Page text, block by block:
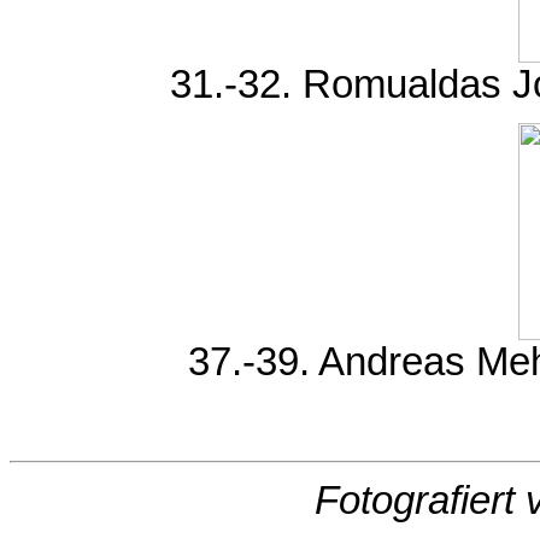
31.-32. Romualdas
37.-39. Andreas
Fotografiert